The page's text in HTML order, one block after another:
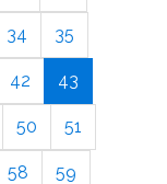
34 35
42 43
50 51
58 59